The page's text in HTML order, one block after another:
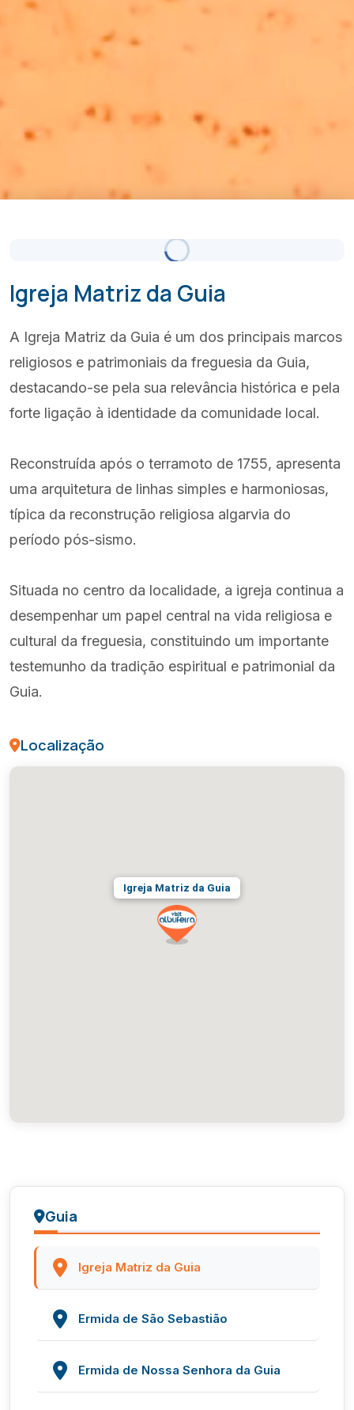
Igreja Matriz da Guia
A Igreja Matriz da Guia é um dos principais marcos
religiosos e patrimoniais da freguesia da Guia,
destacando-se pela sua relevância histórica e pela
forte ligação à identidade da comunidade local.
Reconstruída após o terramoto de 1755, apresenta
uma arquitetura de linhas simples e harmoniosas,
típica da reconstrução religiosa algarvia do
período pós-sismo.
Situada no centro da localidade, a igreja continua a
desempenhar um papel central na vida religiosa e
cultural da freguesia, constituindo um importante
testemunho da tradição espiritual e patrimonial da
Guia.
Localização
Igreja Matriz da Guia
Guia
Igreja Matriz da Guia
Ermida de São Sebastião
Ermida de Nossa Senhora da Guia
info@visitalbufeira.com